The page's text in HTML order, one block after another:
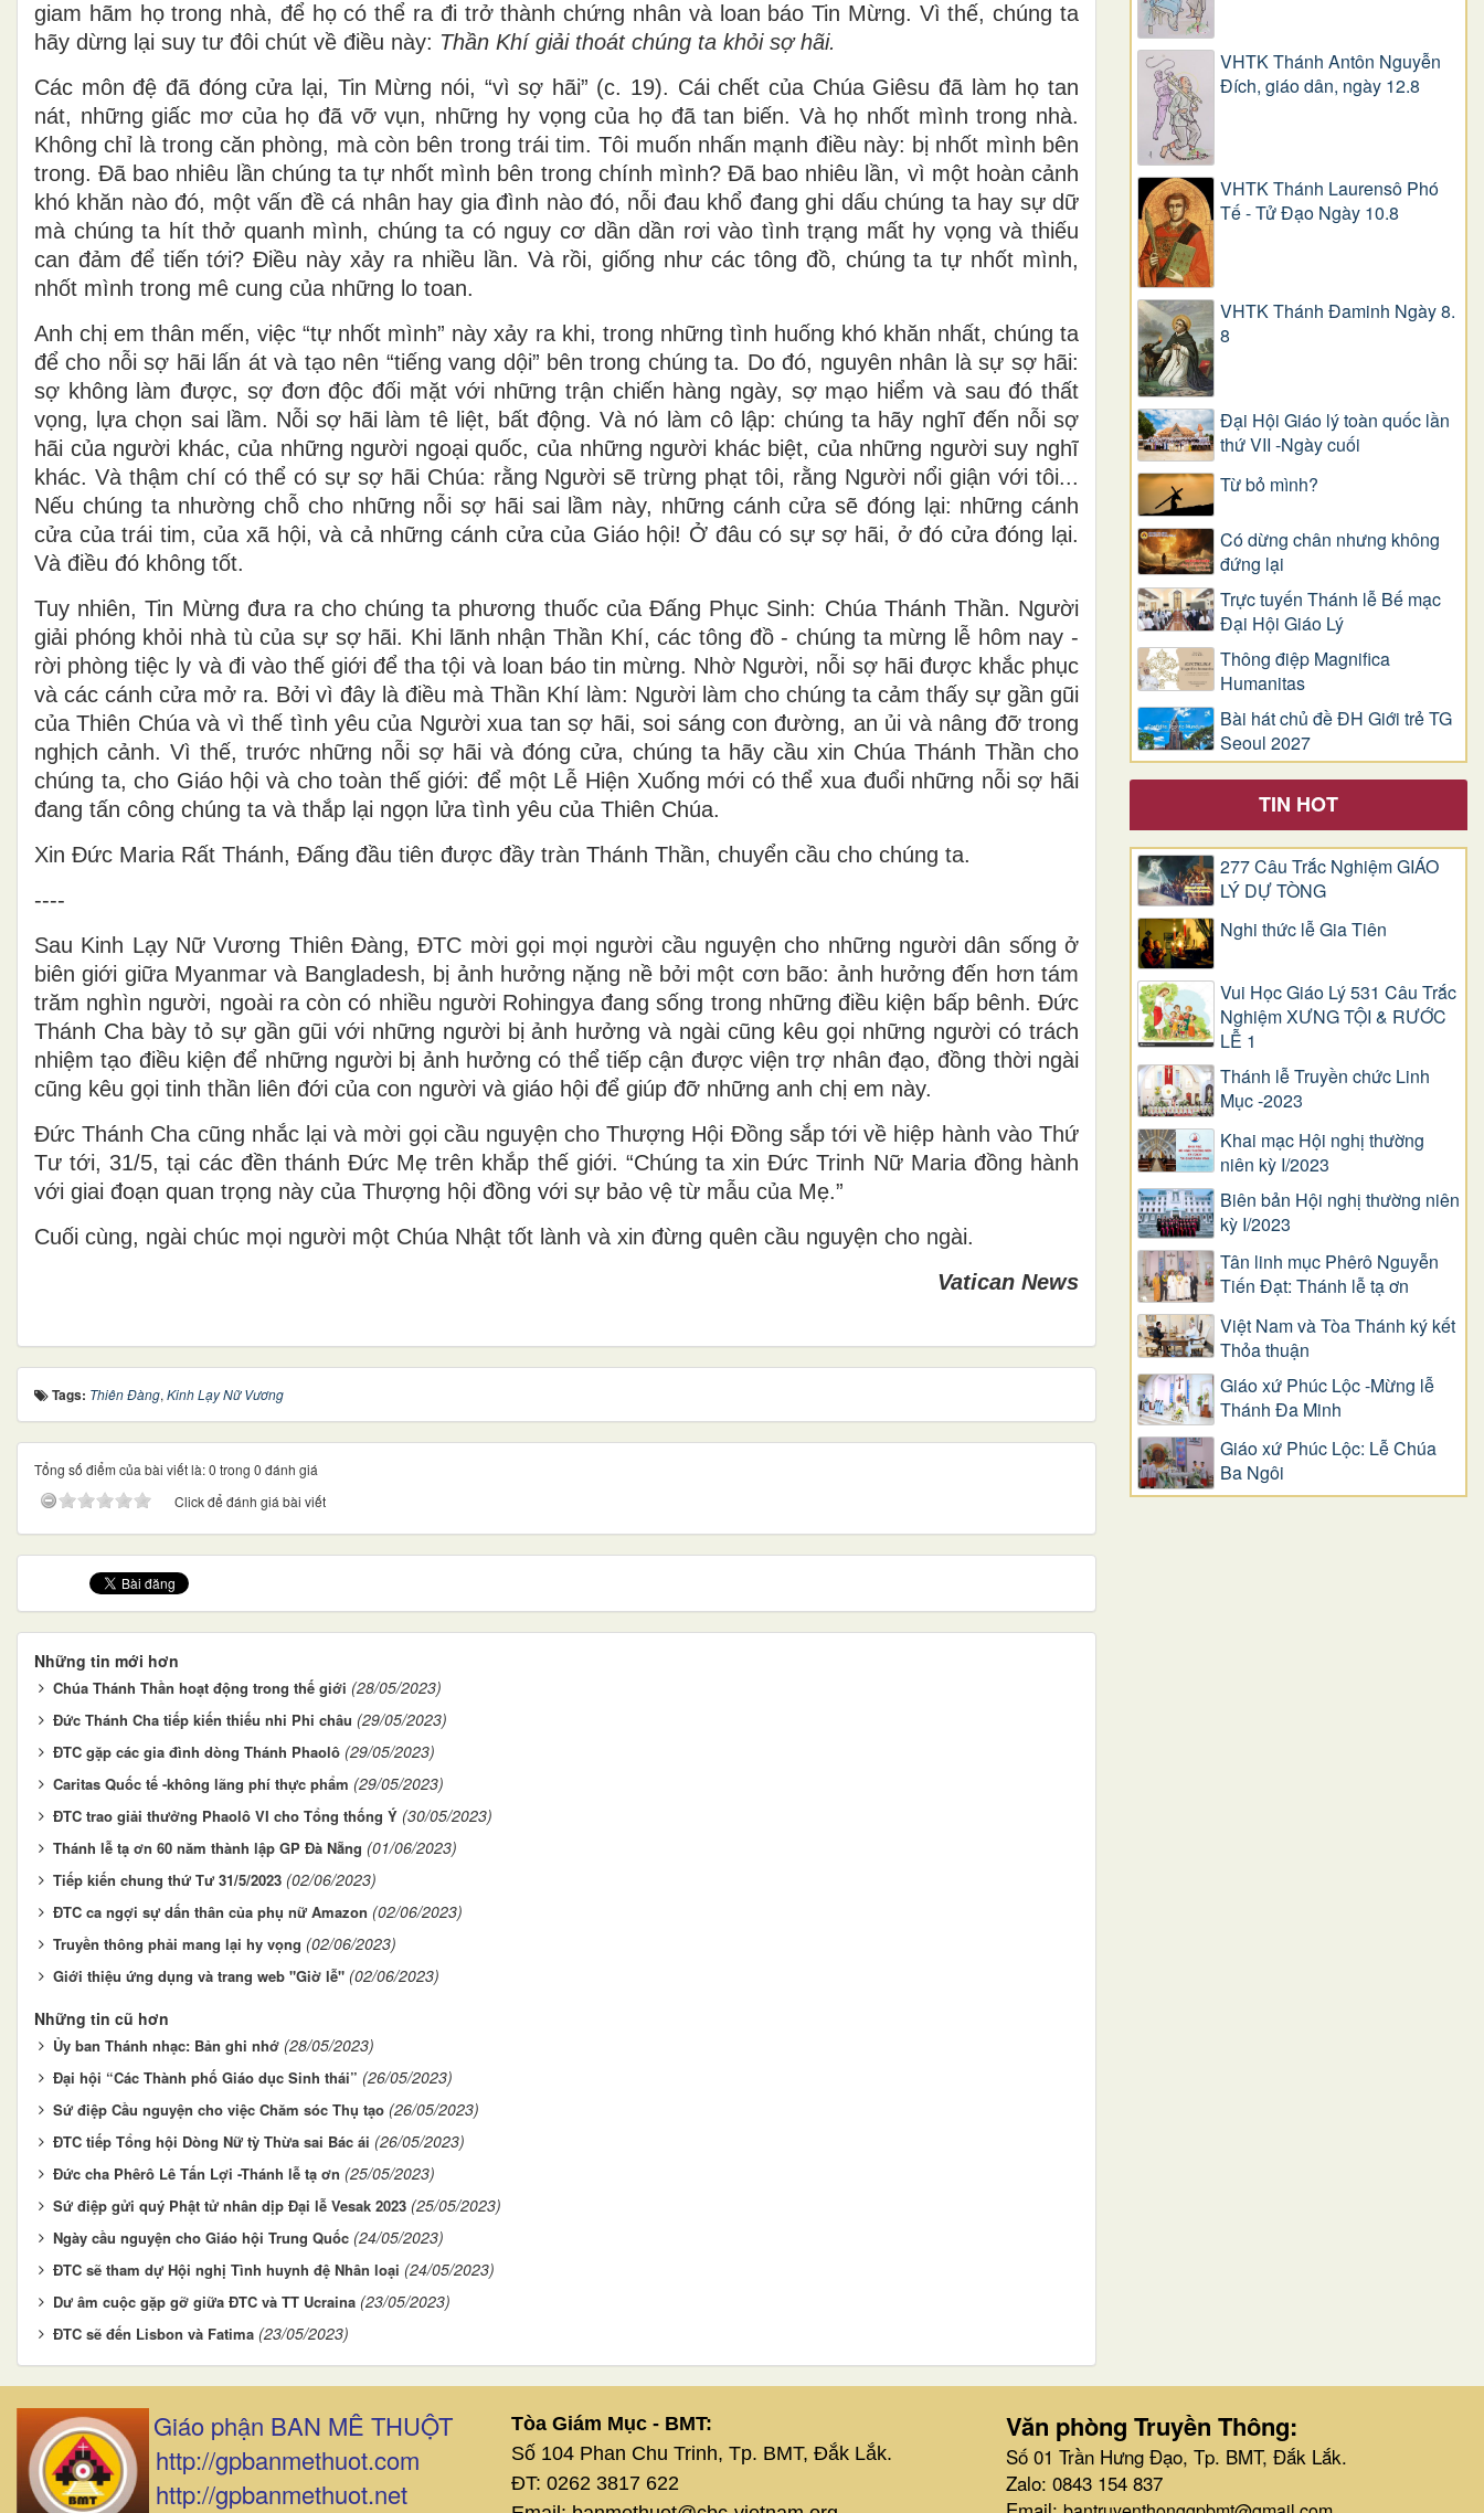
giam hãm họ trong nhà, để họ có thể ra đi trở thành chứng nhân và loan báo Tin Mừng. Vì thế, chúng ta
hãy dừng lại suy tư đôi chút về điều này: Thần Khí giải thoát chúng ta khỏi sợ hãi.
Các môn đệ đã đóng cửa lại, Tin Mừng nói, “vì sợ hãi” (c. 19). Cái chết của Chúa Giêsu đã làm họ tan
nát, những giấc mơ của họ đã vỡ vụn, những hy vọng của họ đã tan biến. Và họ nhốt mình trong nhà.
Không chỉ là trong căn phòng, mà còn bên trong trái tim. Tôi muốn nhấn mạnh điều này: bị nhốt mình bên
trong. Đã bao nhiêu lần chúng ta tự nhốt mình bên trong chính mình? Đã bao nhiêu lần, vì một hoàn cảnh
khó khăn nào đó, một vấn đề cá nhân hay gia đình nào đó, nỗi đau khổ đang ghi dấu chúng ta hay sự dữ
mà chúng ta hít thở quanh mình, chúng ta có nguy cơ dần dần rơi vào tình trạng mất hy vọng và thiếu
can đảm để tiến tới? Điều này xảy ra nhiều lần. Và rồi, giống như các tông đồ, chúng ta tự nhốt mình,
nhốt mình trong mê cung của những lo toan.
Anh chị em thân mến, việc “tự nhốt mình” này xảy ra khi, trong những tình huống khó khăn nhất, chúng ta
để cho nỗi sợ hãi lấn át và tạo nên “tiếng vang dội” bên trong chúng ta. Do đó, nguyên nhân là sự sợ hãi:
sợ không làm được, sợ đơn độc đối mặt với những trận chiến hàng ngày, sợ mạo hiểm và sau đó thất
vọng, lựa chọn sai lầm. Nỗi sợ hãi làm tê liệt, bất động. Và nó làm cô lập: chúng ta hãy nghĩ đến nỗi sợ
hãi của người khác, của những người ngoại quốc, của những người khác biệt, của những người suy nghĩ
khác. Và thậm chí có thể có sự sợ hãi Chúa: rằng Người sẽ trừng phạt tôi, rằng Người nổi giận với tôi...
Nếu chúng ta nhường chỗ cho những nỗi sợ hãi sai lầm này, những cánh cửa sẽ đóng lại: những cánh
cửa của trái tim, của xã hội, và cả những cánh cửa của Giáo hội! Ở đâu có sự sợ hãi, ở đó cửa đóng lại.
Và điều đó không tốt.
Tuy nhiên, Tin Mừng đưa ra cho chúng ta phương thuốc của Đấng Phục Sinh: Chúa Thánh Thần. Người
giải phóng khỏi nhà tù của sự sợ hãi. Khi lãnh nhận Thần Khí, các tông đồ - chúng ta mừng lễ hôm nay -
rời phòng tiệc ly và đi vào thế giới để tha tội và loan báo tin mừng. Nhờ Người, nỗi sợ hãi được khắc phục
và các cánh cửa mở ra. Bởi vì đây là điều mà Thần Khí làm: Người làm cho chúng ta cảm thấy sự gần gũi
của Thiên Chúa và vì thế tình yêu của Người xua tan sợ hãi, soi sáng con đường, an ủi và nâng đỡ trong
nghịch cảnh. Vì thế, trước những nỗi sợ hãi và đóng cửa, chúng ta hãy cầu xin Chúa Thánh Thần cho
chúng ta, cho Giáo hội và cho toàn thế giới: để một Lễ Hiện Xuống mới có thể xua đuổi những nỗi sợ hãi
đang tấn công chúng ta và thắp lại ngọn lửa tình yêu của Thiên Chúa.
Xin Đức Maria Rất Thánh, Đấng đầu tiên được đầy tràn Thánh Thần, chuyển cầu cho chúng ta.
----
Sau Kinh Lạy Nữ Vương Thiên Đàng, ĐTC mời gọi mọi người cầu nguyện cho những người dân sống ở
biên giới giữa Myanmar và Bangladesh, bị ảnh hưởng nặng nề bởi một cơn bão: ảnh hưởng đến hơn tám
trăm nghìn người, ngoài ra còn có nhiều người Rohingya đang sống trong những điều kiện bấp bênh. Đức
Thánh Cha bày tỏ sự gần gũi với những người bị ảnh hưởng và ngài cũng kêu gọi những người có trách
nhiệm tạo điều kiện để những người bị ảnh hưởng có thể tiếp cận được viện trợ nhân đạo, đồng thời ngài
cũng kêu gọi tinh thần liên đới của con người và giáo hội để giúp đỡ những anh chị em này.
Đức Thánh Cha cũng nhắc lại và mời gọi cầu nguyện cho Thượng Hội Đồng sắp tới về hiệp hành vào Thứ
Tư tới, 31/5, tại các đền thánh Đức Mẹ trên khắp thế giới. “Chúng ta xin Đức Trinh Nữ Maria đồng hành
với giai đoạn quan trọng này của Thượng hội đồng với sự bảo vệ từ mẫu của Mẹ.”
Cuối cùng, ngài chúc mọi người một Chúa Nhật tốt lành và xin đừng quên cầu nguyện cho ngài.
Vatican News
Tags: Thiên Đàng, Kinh Lạy Nữ Vương
Tổng số điểm của bài viết là: 0 trong 0 đánh giá
Click để đánh giá bài viết
Những tin mới hơn
Chúa Thánh Thần hoạt động trong thế giới (28/05/2023)
Đức Thánh Cha tiếp kiến thiếu nhi Phi châu (29/05/2023)
ĐTC gặp các gia đình dòng Thánh Phaolô (29/05/2023)
Caritas Quốc tế -không lãng phí thực phẩm (29/05/2023)
ĐTC trao giải thưởng Phaolô VI cho Tổng thống Ý (30/05/2023)
Thánh lễ tạ ơn 60 năm thành lập GP Đà Nẵng (01/06/2023)
Tiếp kiến chung thứ Tư 31/5/2023 (02/06/2023)
ĐTC ca ngợi sự dấn thân của phụ nữ Amazon (02/06/2023)
Truyền thông phải mang lại hy vọng (02/06/2023)
Giới thiệu ứng dụng và trang web "Giờ lễ" (02/06/2023)
Những tin cũ hơn
Ủy ban Thánh nhạc: Bản ghi nhớ (28/05/2023)
Đại hội “Các Thành phố Giáo dục Sinh thái” (26/05/2023)
Sứ điệp Cầu nguyện cho việc Chăm sóc Thụ tạo (26/05/2023)
ĐTC tiếp Tổng hội Dòng Nữ tỳ Thừa sai Bác ái (26/05/2023)
Đức cha Phêrô Lê Tấn Lợi -Thánh lễ tạ ơn (25/05/2023)
Sứ điệp gửi quý Phật tử nhân dịp Đại lễ Vesak 2023 (25/05/2023)
Ngày cầu nguyện cho Giáo hội Trung Quốc (24/05/2023)
ĐTC sẽ tham dự Hội nghị Tình huynh đệ Nhân loại (24/05/2023)
Dư âm cuộc gặp gỡ giữa ĐTC và TT Ucraina (23/05/2023)
ĐTC sẽ đến Lisbon và Fatima (23/05/2023)
VHTK Thánh Antôn Nguyễn
Ðích, giáo dân, ngày 12.8
VHTK Thánh Laurensô Phó
Tế - Tử Đạo Ngày 10.8
VHTK Thánh Đaminh Ngày 8.
8
Đại Hội Giáo lý toàn quốc lần
thứ VII -Ngày cuối
Từ bỏ mình?
Có dừng chân nhưng không
đứng lại
Trực tuyến Thánh lễ Bế mạc
Đại Hội Giáo Lý
Thông điệp Magnifica
Humanitas
Bài hát chủ đề ĐH Giới trẻ TG
Seoul 2027
TIN HOT
277 Câu Trắc Nghiệm GIÁO
LÝ DỰ TÒNG
Nghi thức lễ Gia Tiên
Vui Học Giáo Lý 531 Câu Trắc
Nghiệm XƯNG TỘI & RƯỚC
LỄ 1
Thánh lễ Truyền chức Linh
Mục -2023
Khai mạc Hội nghị thường
niên kỳ I/2023
Biên bản Hội nghị thường niên
kỳ I/2023
Tân linh mục Phêrô Nguyễn
Tiến Đạt: Thánh lễ tạ ơn
Việt Nam và Tòa Thánh ký kết
Thỏa thuận
Giáo xứ Phúc Lộc -Mừng lễ
Thánh Đa Minh
Giáo xứ Phúc Lộc: Lễ Chúa
Ba Ngôi
Giáo phận BAN MÊ THUỘT
http://gpbanmethuot.com
http://gpbanmethuot.net
Tòa Giám Mục - BMT:
Số 104 Phan Chu Trinh, Tp. BMT, Đắk Lắk.
ĐT: 0262 3817 622
Văn phòng Truyền Thông:
Số 01 Trần Hưng Đạo, Tp. BMT, Đắk Lắk.
Zalo: 0843 154 837